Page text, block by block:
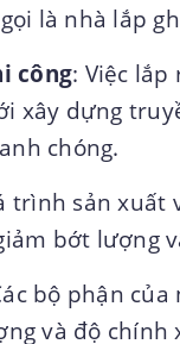
là nhà lắp
công: Việc
xây dựng
chóng.
trình sản xuất
bớt lượng
bộ phận
và độ chính